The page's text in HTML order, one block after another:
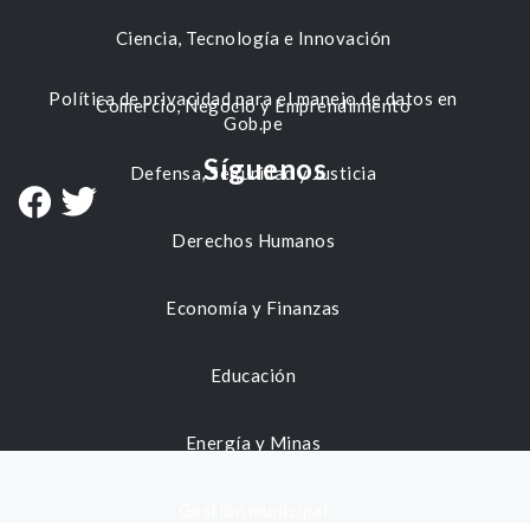
Ciencia, Tecnología e Innovación
Comercio, Negocio y Emprendimiento
Defensa, Seguridad y Justicia
Derechos Humanos
Economía y Finanzas
Educación
Energía y Minas
Política de privacidad para el manejo de datos en
Gob.pe
Síguenos